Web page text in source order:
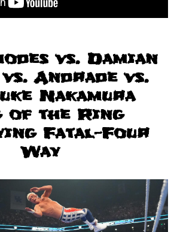
vs. Damian
Andrade vs.
Nakamura
of the Ring
Fatal-Four
Way